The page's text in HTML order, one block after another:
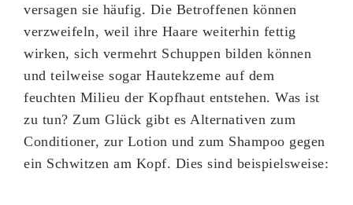
versagen sie häufig. Die Betroffenen können
verzweifeln, weil ihre Haare weiterhin fettig
wirken, sich vermehrt Schuppen bilden können
und teilweise sogar Hautekzeme auf dem
feuchten Milieu der Kopfhaut entstehen. Was ist
zu tun? Zum Glück gibt es Alternativen zum
Conditioner, zur Lotion und zum Shampoo gegen
ein Schwitzen am Kopf. Dies sind beispielsweise: